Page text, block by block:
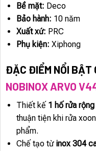
Bề mặt: Deco
Bảo hành: 10 năm
Xuất xứ: PRC
Phụ kiện: Xiphong
ĐẶC ĐIỂM NỔI BẬT
NOBINOX ARVO
Thiết kế 1 hố rửa
thuận tiện khi rửa
phẩm.
Chế tạo từ inox 304